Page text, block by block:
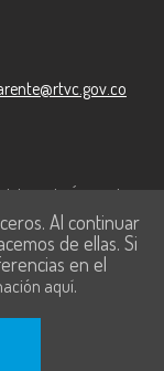
Fondo Único de
de MinTic.
Al continuar
de ellas. Si
en el
aquí.